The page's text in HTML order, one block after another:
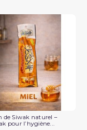
de Siwak naturel –
pour l’hygiène...